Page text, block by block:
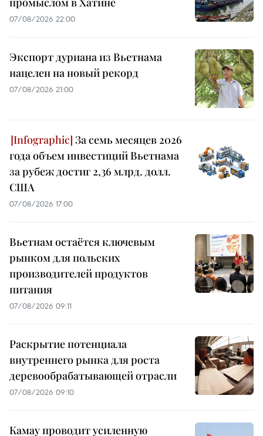
07/08/2026 22:00
Экспорт дуриана из Вьетнама
нацелен на новый рекорд
07/08/2026 21:00
За семь месяцев 2026
года объем инвестиций Вьетнама
за рубеж достиг 2,36 млрд. долл.
США
07/08/2026 17:00
Вьетнам остаётся ключевым
рынком для польских
производителей продуктов
питания
07/08/2026 09:11
Раскрытие потенциала
внутреннего рынка для роста
деревообрабатывающей отрасли
07/08/2026 09:10
Камау проводит усиленную